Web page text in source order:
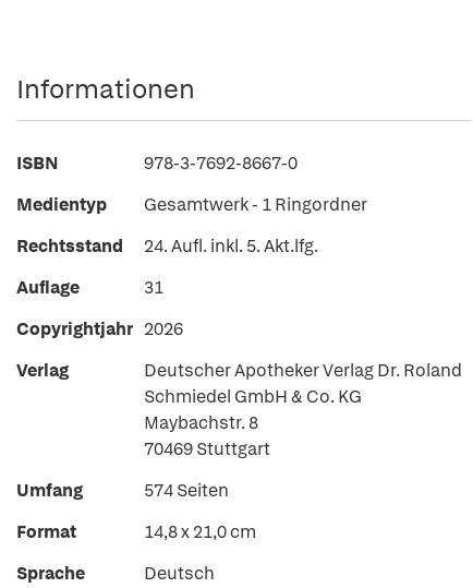
Informationen
ISBN
978-3-7692-8667-0
Medientyp
Gesamtwerk - 1 Ringordner
Rechtsstand
24. Aufl. inkl. 5. Akt.lfg.
Auflage
31
Copyrightjahr 2026
Verlag
Deutscher Apotheker Verlag Dr. Roland
Schmiedel GmbH & Co. KG
Maybachstr. 8
70469 Stuttgart
Umfang
574 Seiten
Format
14,8 x 21,0 cm
Sprache
Deutsch